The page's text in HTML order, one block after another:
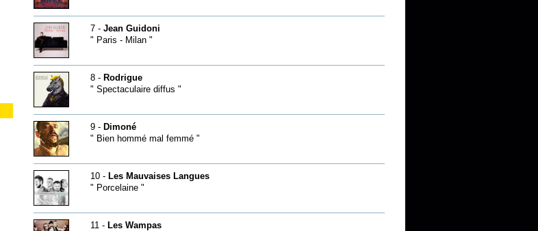
7 - Jean Guidoni
" Paris - Milan "
8 - Rodrigue
" Spectaculaire diffus "
9 - Dimoné
" Bien hommé mal femmé "
10 - Les Mauvaises Langues
" Porcelaine "
11 - Les Wampas